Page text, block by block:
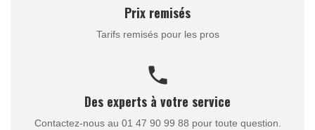
Prix remisés
Tarifs remisés pour les pros
call
Des experts à votre service
Contactez-nous au 01 47 90 99 88 pour toute question.